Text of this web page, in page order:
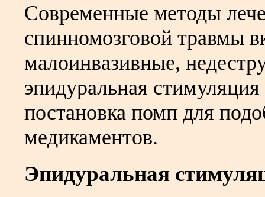
Современные методы
спинномозговой травмы
малоинвазивные,
эпидуральная
постановка помп для
медикаментов.
Эпидуральная